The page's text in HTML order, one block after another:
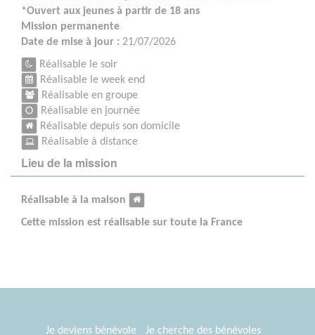
*Ouvert aux jeunes à partir de 18 ans
Mission permanente
Date de mise à jour : 21/07/2026
Réalisable le soir
Réalisable le week end
Réalisable en groupe
Réalisable en journée
Réalisable depuis son domicile
Réalisable à distance
Lieu de la mission
Réalisable à la maison
Cette mission est réalisable sur toute la France
Je deviens bénévole Je cherche des bénévoles